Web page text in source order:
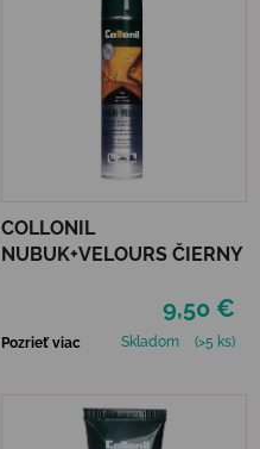
COLLONIL
NUBUK+VELOURS ČIERNY
9,50 €
Pozrieť viac Skladom (>5 ks)